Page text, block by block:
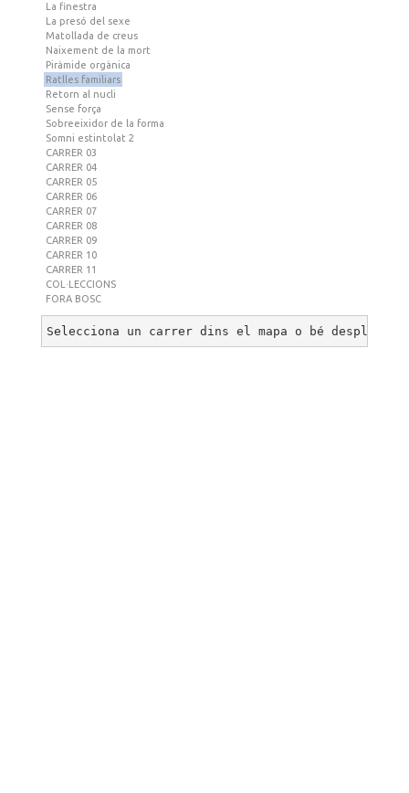
La finestra
La presó del sexe
Matollada de creus
Naixement de la mort
Piràmide orgànica
Ratlles familiars
Retorn al nucli
Sense força
Sobreeixidor de la forma
Somni estintolat 2
CARRER 03
CARRER 04
CARRER 05
CARRER 06
CARRER 07
CARRER 08
CARRER 09
CARRER 10
CARRER 11
COL·LECCIONS
FORA BOSC
Selecciona un carrer dins el mapa o bé